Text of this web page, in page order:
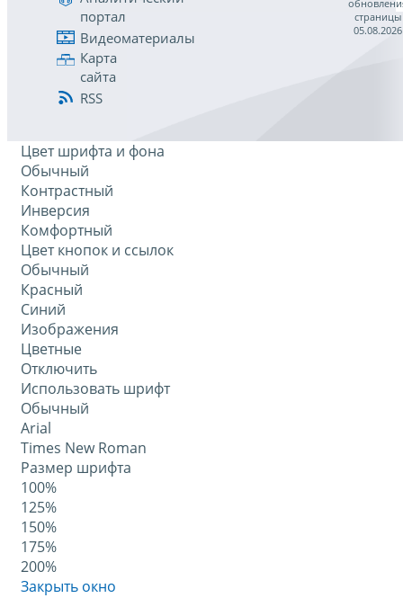
портал
Видеоматериалы
Карта
сайта
RSS
страницы
05.08.2026
Цвет шрифта и фона
Обычный
Контрастный
Инверсия
Комфортный
Цвет кнопок и ссылок
Обычный
Красный
Синий
Изображения
Цветные
Отключить
Использовать шрифт
Обычный
Arial
Times New Roman
Размер шрифта
100%
125%
150%
175%
200%
Закрыть окно